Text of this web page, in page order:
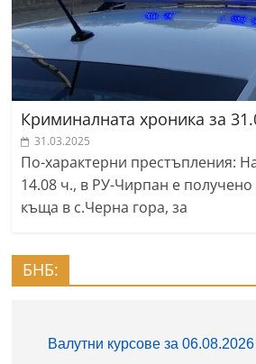
Криминалната хроника за
31.03.2025
По-характерни престъпления:
14.08 ч., в РУ-Чирпан е
къща в с.Черна гора, за
БНБ: